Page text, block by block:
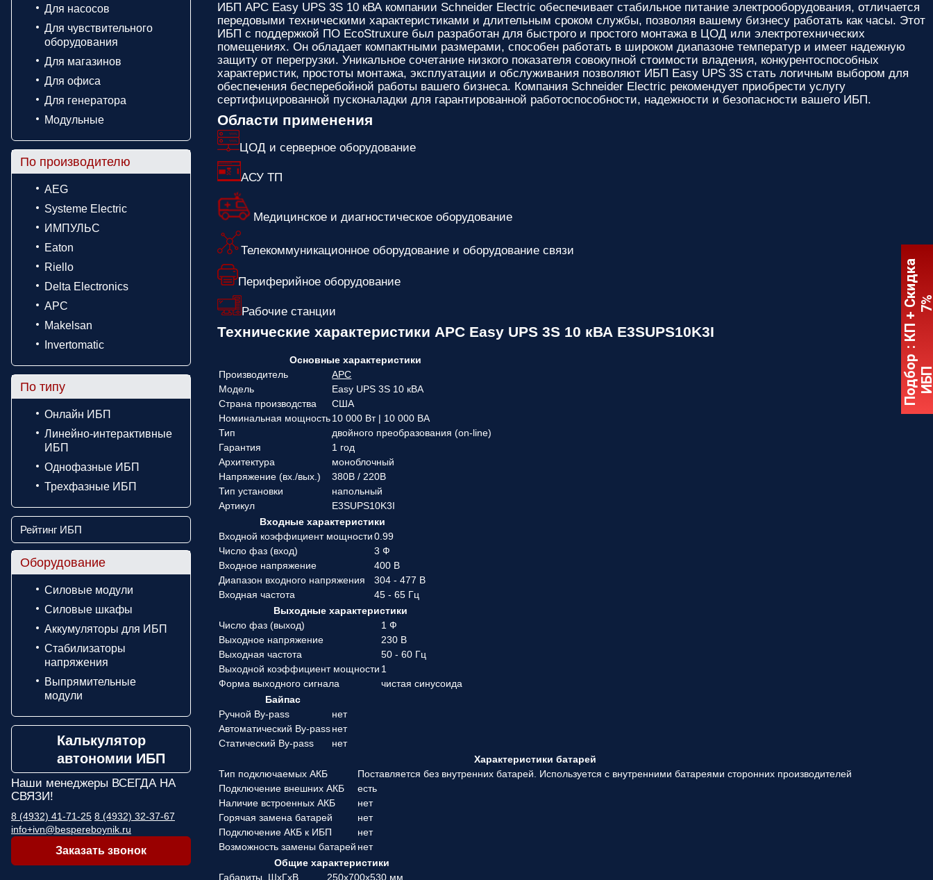
Для насосов
Для чувствительного
оборудования
Для магазинов
Для офиса
Для генератора
Модульные
По производителю
AEG
Systeme Electric
ИМПУЛЬС
Eaton
Riello
Delta Electronics
APC
Makelsan
Invertomatic
По типу
Онлайн ИБП
Линейно-интерактивные
ИБП
Однофазные ИБП
Трехфазные ИБП
Рейтинг ИБП
Оборудование
Силовые модули
Силовые шкафы
Аккумуляторы для ИБП
Стабилизаторы
напряжения
Выпрямительные
модули
Калькулятор
автономии ИБП
Наши менеджеры ВСЕГДА НА
СВЯЗИ!
8 (4932) 41-71-25 8 (4932) 32-37-67
info+ivn@bespereboynik.ru
Заказать звонок
ИБП APC Easy UPS 3S 10 кВАкомпании Schneider Electric обеспечивает стабильное питание электрооборудования, отличается
передовыми техническими характеристиками и длительным сроком службы, позволяя вашему бизнесу работать как часы. Этот
ИБП с поддержкой ПО EcoStruxure был разработан для быстрого и простого монтажа в ЦОД или электротехнических
помещениях. Он обладает компактными размерами, способен работать в широком диапазоне температур и имеет надежную
защиту от перегрузки. Уникальное сочетание низкого показателя совокупной стоимости владения, конкурентоспособных
характеристик, простоты монтажа, эксплуатации и обслуживания позволяют ИБП Easy UPS 3S стать логичным выбором для
обеспечения бесперебойной работы вашего бизнеса. Компания Schneider Electric рекомендует приобрести услугу
сертифицированной пусконаладки для гарантированной работоспособности, надежности и безопасности вашего ИБП.
Области применения
ЦОД и серверное оборудование
АСУ ТП
Медицинское и диагностическое оборудование
Телекоммуникационное оборудование и оборудование связи
Периферийное оборудование
Рабочие станции
Технические характеристики APC Easy UPS 3S 10 кВА E3SUPS10K3I
Основные характеристики
Производитель
APC
Модель
Easy UPS 3S 10 кВА
Страна производства
США
Номинальная мощность10 000 Вт | 10 000 ВА
Тип
двойного преобразования (on-line)
Гарантия
1 год
Архитектура
моноблочный
Напряжение (вx./вых.)
380В / 220В
Тип установки
напольный
Артикул
E3SUPS10K3I
Входные характеристики
Входной коэффициент мощности 0.99
Число фаз (вход)
3 Ф
Входное напряжение
400 В
Диапазон входного напряжения
304 - 477 В
Входная частота
45 - 65 Гц
Выходные характеристики
Число фаз (выход)
1 Ф
Выходное напряжение
230 В
Выходная частота
50 - 60 Гц
Выходной коэффициент мощности 1
Форма выходного сигнала
чистая синусоида
Байпас
Ручной By-pass
нет
Автоматический By-passнет
Статический By-pass
нет
Характеристики батарей
Тип подключаемых АКБ
Поставляется без внутренних батарей. Используется с внутренними батареями сторонних производителей
Подключение внешних АКБ
есть
Наличие встроенных АКБ
нет
Горячая замена батарей
нет
Подключение АКБ к ИБП
нет
Возможность замены батарей нет
Общие характеристики
Габариты, ШхГхВ
250х700х530 мм
Подбор
:
К
П
+
С
к
и
д
к
а
7